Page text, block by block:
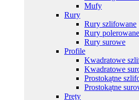
Mufy
Rury
Rury szlifowane
Rury polerowane
Rury surowe
Profile
Kwadratowe
Kwadratowe
Prostokątne
Prostokątne
Pręty